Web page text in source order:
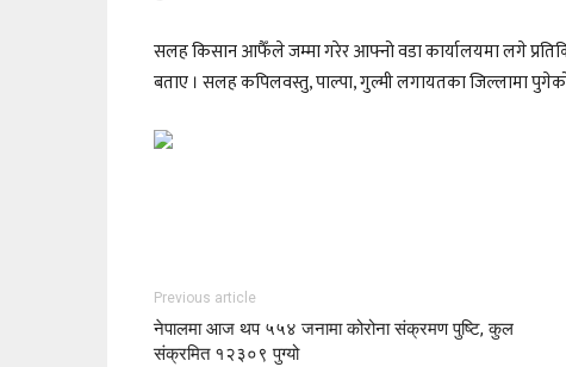
सलह किसान आफैँले जम्मा गरेर आफ्नो वडा कार्यालयमा लगे
बताए । सलह कपिलवस्तु, पाल्पा, गुल्मी लगायतका जिल्लामा
Previous article
नेपालमा आज थप ५५४ जनामा कोरोना संक्रमण पुष्टि, कुल
संक्रमित १२३०९ पुग्यो